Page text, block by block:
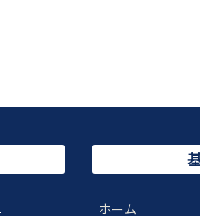
ホーム